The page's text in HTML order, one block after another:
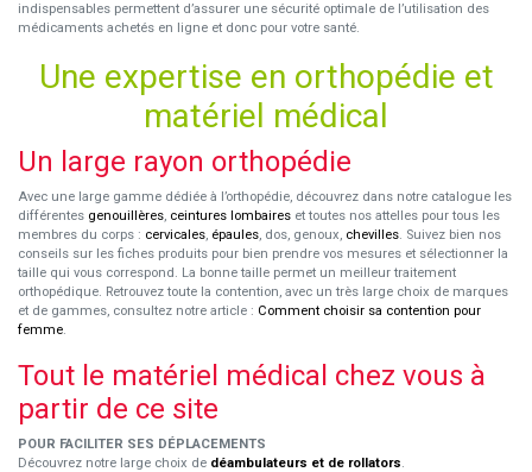
indispensables permettent d’assurer une sécurité optimale de l’utilisation des
médicaments achetés en ligne et donc pour votre santé.
Une expertise en orthopédie et
matériel médical
Un large rayon orthopédie
Avec une large gamme dédiée à l’orthopédie, découvrez dans notre catalogue les
différentes genouillères, ceintures lombaires et toutes nos attelles pour tous les
membres du corps : cervicales, épaules, dos, genoux, chevilles. Suivez bien nos
conseils sur les fiches produits pour bien prendre vos mesures et sélectionner la
taille qui vous correspond. La bonne taille permet un meilleur traitement
orthopédique. Retrouvez toute la contention, avec un très large choix de marques
et de gammes, consultez notre article : Comment choisir sa contention pour
femme.
Tout le matériel médical chez vous à
partir de ce site
POUR FACILITER SES DÉPLACEMENTS
Découvrez notre large choix de déambulateurs et de rollators.